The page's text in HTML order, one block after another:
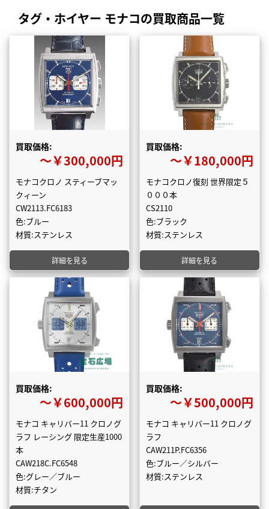
タグ・ホイヤー モナコの買取商品一覧
買取価格:
〜￥300,000円
モナコクロノ スティーブマッ
クィーン
CW2113.FC6183
色:ブルー
材質:ステンレス
詳細を見る
買取価格:
〜￥180,000円
モナコクロノ復刻 世界限定５
０００本
CS2110
色:ブラック
材質:ステンレス
詳細を見る
買取価格:
〜￥600,000円
モナコ キャリバー11 クロノグ
ラフ レーシング 限定生産1000
本
CAW218C.FC6548
色:グレー／ブルー
材質:チタン
買取価格:
〜￥500,000円
モナコ キャリバー11 クロノグ
ラフ
CAW211P.FC6356
色:ブルー／シルバー
材質:ステンレス